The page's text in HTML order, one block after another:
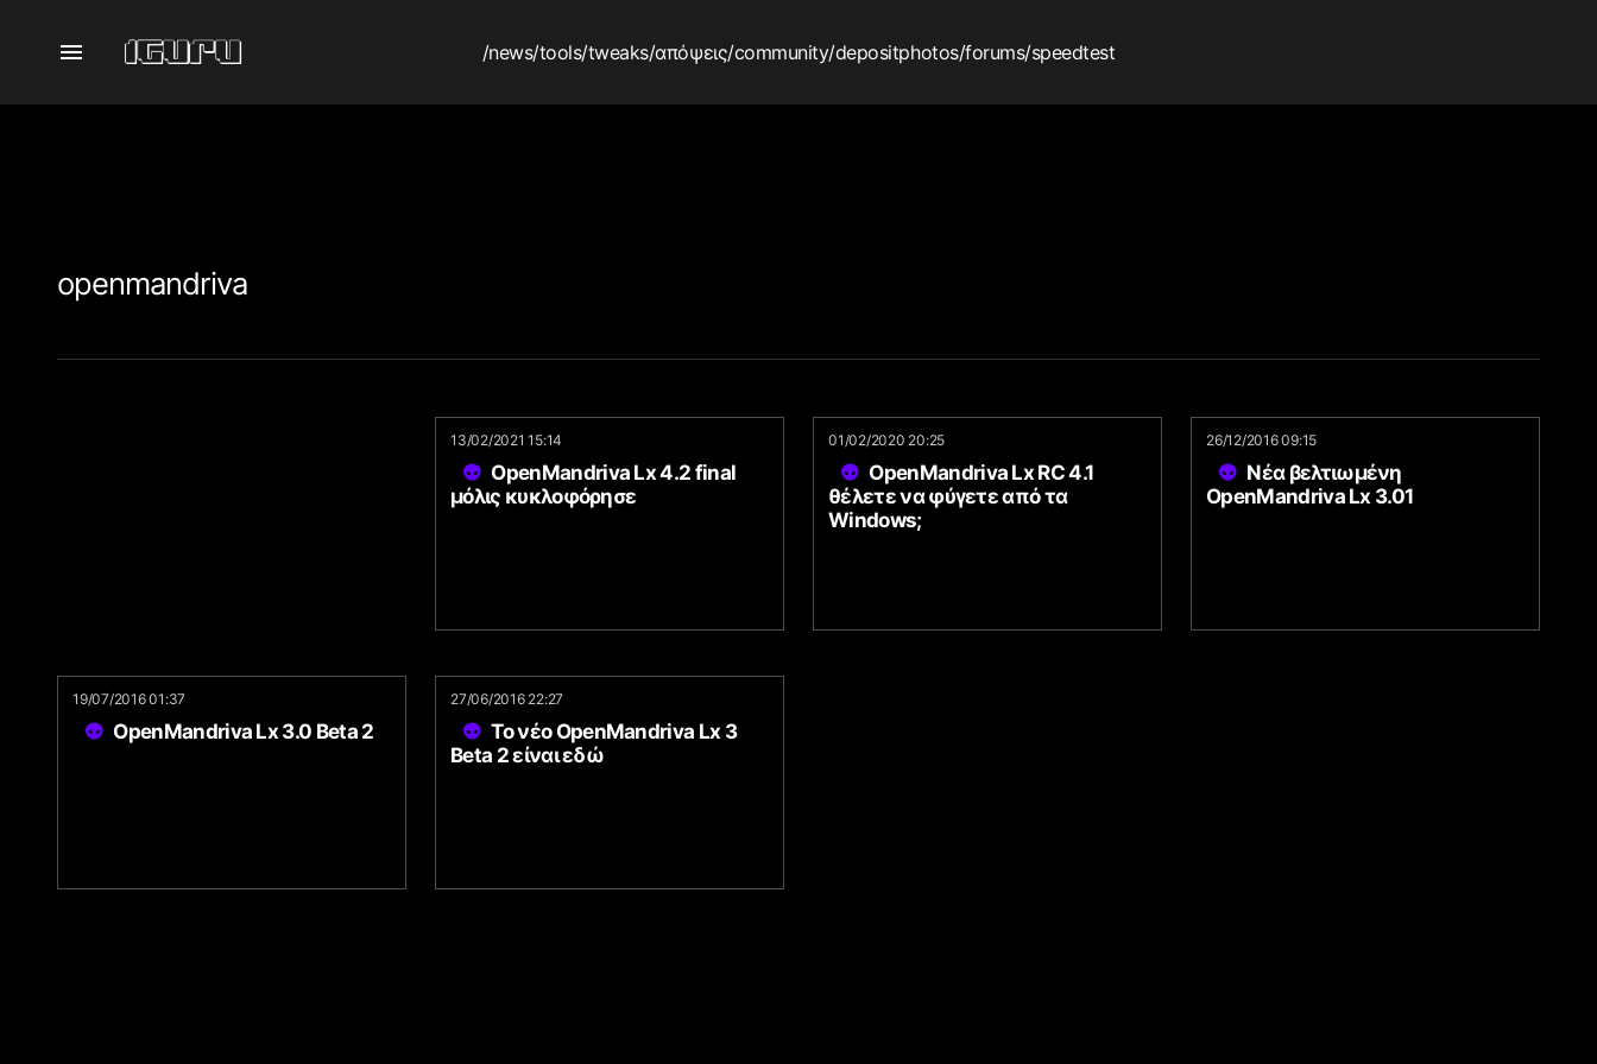
/news/tools/tweaks/απόψεις/community/depositphotos/forums/speedtest
openmandriva
13/02/2021 15:14
OpenMandriva Lx 4.2 final
μόλις κυκλοφόρησε
01/02/2020 20:25
OpenMandriva Lx RC 4.1
θέλετε να φύγετε από τα
Windows;
26/12/2016 09:15
Νέα βελτιωμένη
OpenMandriva Lx 3.01
19/07/2016 01:37
OpenMandriva Lx 3.0 Beta 2
27/06/2016 22:27
Το νέο OpenMandriva Lx 3
Beta 2 είναι εδώ